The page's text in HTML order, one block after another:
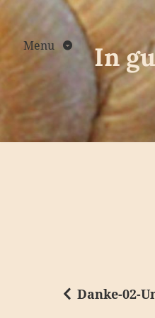
Skip
to
contentMenu In
Danke-02-